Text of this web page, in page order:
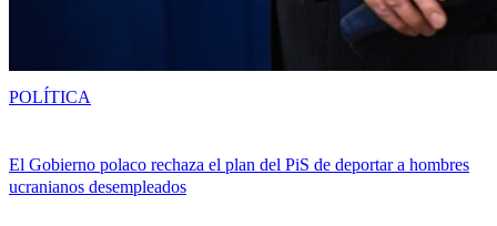
El Gobierno polaco rechaza el plan del PiS de deportar a hombres
ucranianos desempleados
POLÍTICA